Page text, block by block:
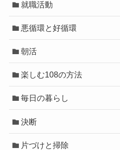
就職活動
悪循環と好循環
朝活
楽しむ108の方法
毎日の暮らし
決断
片づけと掃除